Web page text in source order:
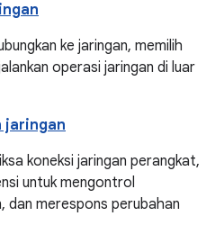
ke jaringan, memilih
operasi jaringan di luar
jaringan
koneksi jaringan perangkat,
untuk mengontrol
dan merespons perubahan